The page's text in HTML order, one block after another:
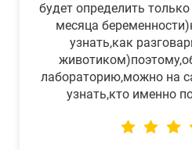
будет определить
месяца
узнать,как
лабораторию,можно на
узнать,кто именно